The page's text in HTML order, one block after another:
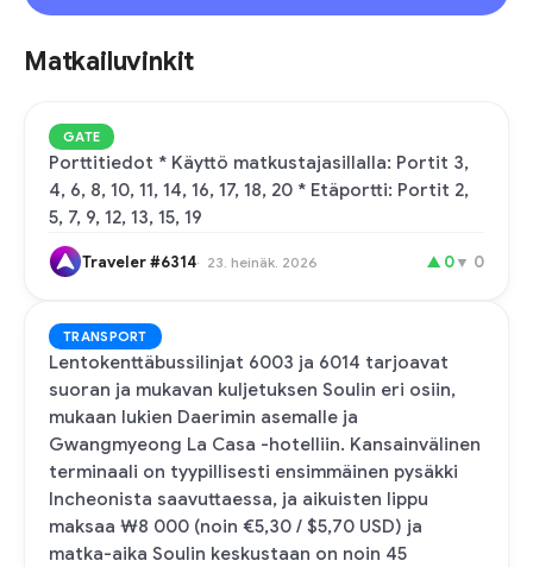
Matkailuvinkit
GATE
Porttitiedot * Käyttö matkustajasillalla: Portit 3,
4, 6, 8, 10, 11, 14, 16, 17, 18, 20 * Etäportti: Portit 2,
5, 7, 9, 12, 13, 15, 19
Traveler #6314 23. heinäk. 2026 ▲ 0▼ 0
TRANSPORT
Lentokenttäbussilinjat 6003 ja 6014 tarjoavat
suoran ja mukavan kuljetuksen Soulin eri osiin,
mukaan lukien Daerimin asemalle ja
Gwangmyeong La Casa -hotelliin. Kansainvälinen
terminaali on tyypillisesti ensimmäinen pysäkki
Incheonista saavuttaessa, ja aikuisten lippu
maksaa ₩8 000 (noin €5,30 / $5,70 USD) ja
matka-aika Soulin keskustaan on noin 45